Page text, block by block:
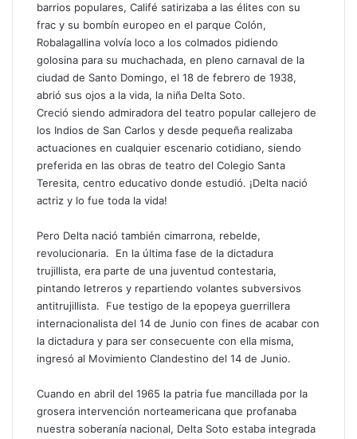
barrios populares, Califé satirizaba a las élites con su
frac y su bombín europeo en el parque Colón,
Robalagallina volvía loco a los colmados pidiendo
golosina para su muchachada, en pleno carnaval de la
ciudad de Santo Domingo, el 18 de febrero de 1938,
abrió sus ojos a la vida, la niña Delta Soto.
Creció siendo admiradora del teatro popular callejero de
los Indios de San Carlos y desde pequeña realizaba
actuaciones en cualquier escenario cotidiano, siendo
preferida en las obras de teatro del Colegio Santa
Teresita, centro educativo donde estudió. ¡Delta nació
actriz y lo fue toda la vida!
Pero Delta nació también cimarrona, rebelde,
revolucionaria. En la última fase de la dictadura
trujillista, era parte de una juventud contestaria,
pintando letreros y repartiendo volantes subversivos
antitrujillista. Fue testigo de la epopeya guerrillera
internacionalista del 14 de Junio con fines de acabar con
la dictadura y para ser consecuente con ella misma,
ingresó al Movimiento Clandestino del 14 de Junio.
Cuando en abril del 1965 la patria fue mancillada por la
grosera intervención norteamericana que profanaba
nuestra soberanía nacional, Delta Soto estaba integrada